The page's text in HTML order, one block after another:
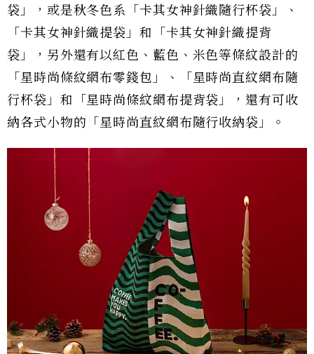
袋」，或是秋冬色系「卡其女神針織隨行杯袋」、
「卡其女神針織提袋」和「卡其女神針織提背
袋」，另外還有以紅色、藍色、米色等條紋設計的
「星時尚條紋網布零錢包」、「星時尚直紋網布隨
行杯袋」和「星時尚條紋網布提背袋」，還有可收
納各式小物的「星時尚直紋網布隨行收納袋」。